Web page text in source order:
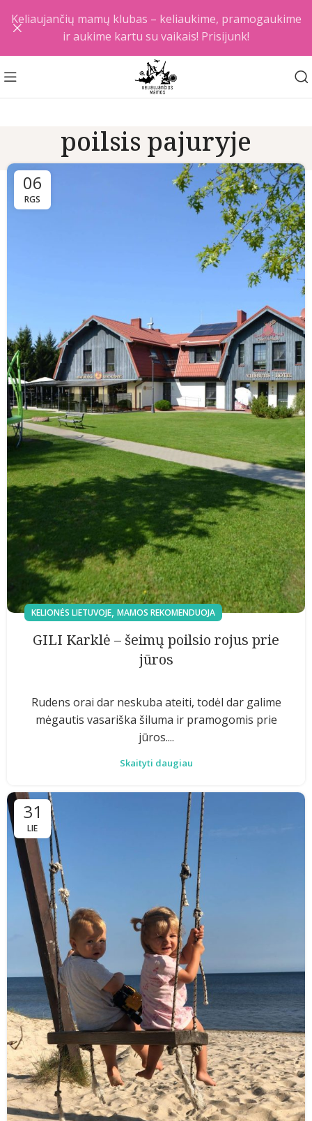
poilsis pajuryje
06
RGS
KELIONĖS LIETUVOJE, MAMOS REKOMENDUOJA
GILI Karklė – šeimų poilsio rojus prie
jūros
Rudens orai dar neskuba ateiti, todėl dar galime
mėgautis vasariška šiluma ir pramogomis prie
jūros....
Skaityti daugiau
31
LIE
Keliaujančių mamų klubas – keliaukime, pramogaukime
ir aukime kartu su vaikais! Prisijunk!